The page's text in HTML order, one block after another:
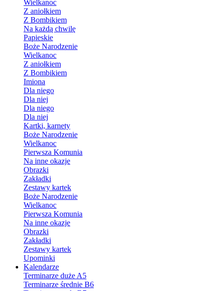
Wielkanoc
Z aniołkiem
Z Bombikiem
Na każdą chwilę
Papieskie
Boże Narodzenie
Wielkanoc
Z aniołkiem
Z Bombikiem
Imiona
Dla niego
Dla niej
Dla niego
Dla niej
Kartki, karnety
Boże Narodzenie
Wielkanoc
Pierwsza Komunia
Na inne okazje
Obrazki
Zakładki
Zestawy kartek
Boże Narodzenie
Wielkanoc
Pierwsza Komunia
Na inne okazje
Obrazki
Zakładki
Zestawy kartek
Upominki
Kalendarze
Terminarze duże A5
Terminarze średnie B6